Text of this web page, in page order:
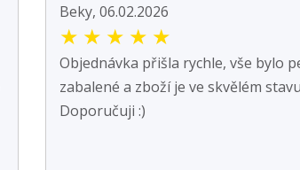
Beky, 06.02.2026
★ ★ ★ ★ ★
Objednávka přišla rychle, vše bylo
zabalené a zboží je ve skvělém
Doporučuji :)